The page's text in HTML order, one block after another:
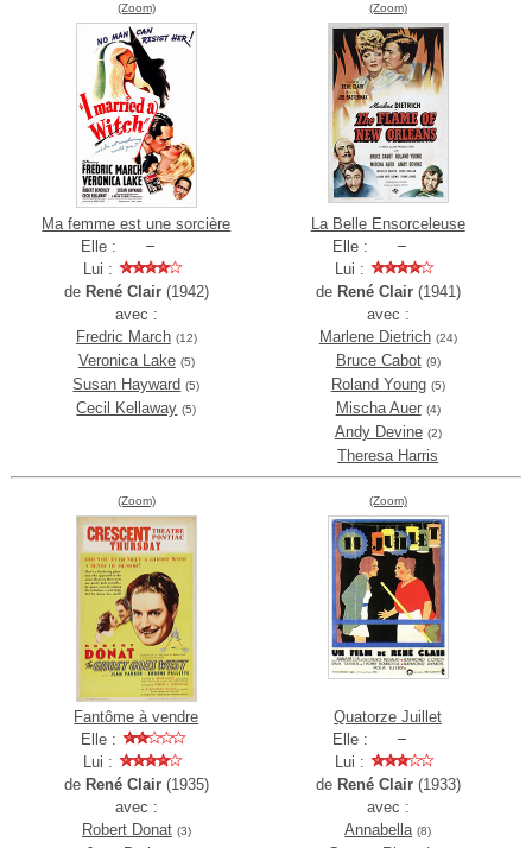
(Zoom)
Ma femme est une sorcière
Elle :
Lui :
de René Clair(1942)
avec :
Fredric March (12)
Veronica Lake (5)
Susan Hayward (5)
Cecil Kellaway (5)
(Zoom)
La Belle Ensorceleuse
Elle :
Lui :
de René Clair(1941)
avec :
Marlene Dietrich (24)
Bruce Cabot (9)
Roland Young (5)
Mischa Auer (4)
Andy Devine (2)
Theresa Harris
(Zoom)
Fantôme à vendre
Elle :
Lui :
de René Clair(1935)
avec :
Robert Donat (3)
(Zoom)
Quatorze Juillet
Elle :
Lui :
de René Clair(1933)
avec :
Annabella (8)